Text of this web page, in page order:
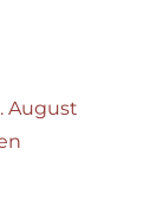
August